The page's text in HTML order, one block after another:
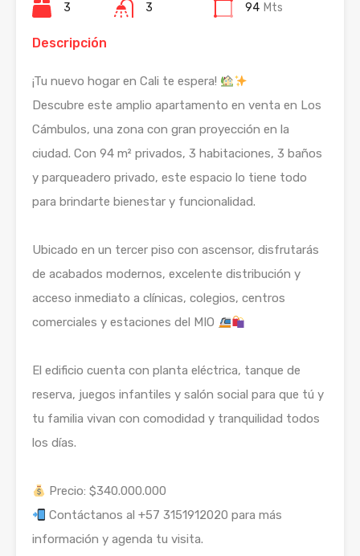
3 3 94 Mts
Descripción
¡Tu nuevo hogar en Cali te espera!
Descubre este amplio apartamento en venta en Los
Cámbulos, una zona con gran proyección en la
ciudad. Con 94 m² privados, 3 habitaciones, 3 baños
y parqueadero privado, este espacio lo tiene todo
para brindarte bienestar y funcionalidad.
Ubicado en un tercer piso con ascensor, disfrutarás
de acabados modernos, excelente distribución y
acceso inmediato a clínicas, colegios, centros
comerciales y estaciones del MIO
El edificio cuenta con planta eléctrica, tanque de
reserva, juegos infantiles y salón social para que tú y
tu familia vivan con comodidad y tranquilidad todos
los días.
Precio: $340.000.000
Contáctanos al +57 3151912020 para más
información y agenda tu visita.